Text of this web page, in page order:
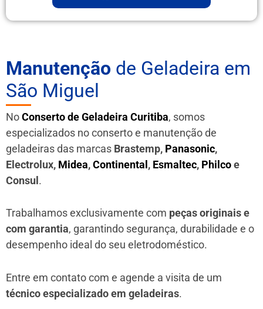
Manutenção de Geladeira em
São Miguel
NoConserto de Geladeira Curitiba, somos
especializados no conserto e manutenção de
geladeiras das marcas Brastemp, Panasonic,
Electrolux, Midea,Continental, Esmaltec, Philcoe
Consul.
Trabalhamos exclusivamente com peças originais e
com garantia, garantindo segurança, durabilidade e o
desempenho ideal do seu eletrodoméstico.
Entre em contato com e agende a visita de um
técnico especializado em geladeiras.